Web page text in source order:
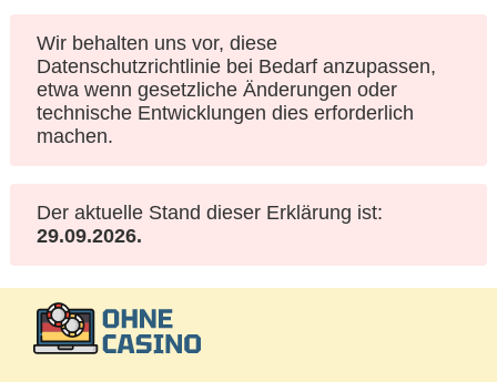
Wir behalten uns vor, diese
Datenschutzrichtlinie bei Bedarf anzupassen,
etwa wenn gesetzliche Änderungen oder
technische Entwicklungen dies erforderlich
machen.
Der aktuelle Stand dieser Erklärung ist:
29.09.2026.